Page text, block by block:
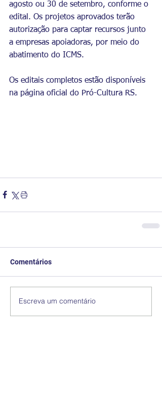
agosto ou 30 de setembro, conforme o
edital. Os projetos aprovados terão
autorização para captar recursos junto
a empresas apoiadoras, por meio do
abatimento do ICMS.
Os editais completos estão disponíveis
na página oficial do Pró-Cultura RS.
Comentários
Escreva um comentário